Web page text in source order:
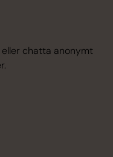
chatta anonymt